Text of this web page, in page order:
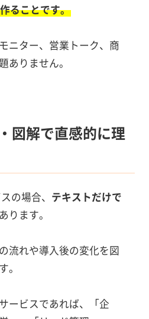
ることです。
ニター、営業トーク、商
ありません。
図解で直感的に理
の場合、 テキストだけで
ります。
流れや導入後の変化を図
。
ービスであれば、「企